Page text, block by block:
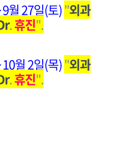
월 27일(토)"외과
.휴진".
월 2일(목)"외과
.휴진".